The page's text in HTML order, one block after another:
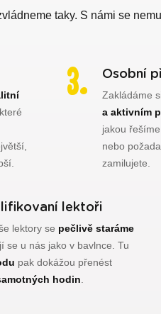
taky. S námi se
Osobní
Zakládáme
a aktivním
jakou
nebo
zamilujete.
lektoři
lektory se pečlivě staráme
se u nás jako v bavlnce. Tu
pak dokážou přenést
hodin.